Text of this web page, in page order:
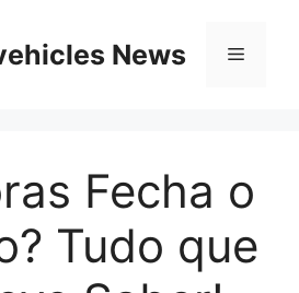
News Menu
Fecha o
Tudo que